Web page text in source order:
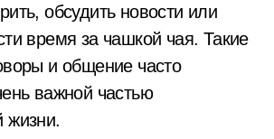
обсудить новости или
время за чашкой чая. Такие
и общение часто
важной частью
жизни.